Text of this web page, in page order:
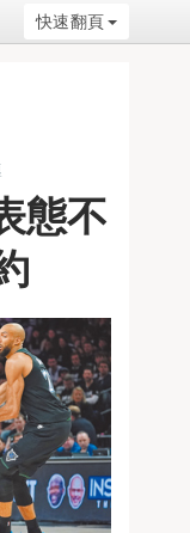
快速翻頁
態不